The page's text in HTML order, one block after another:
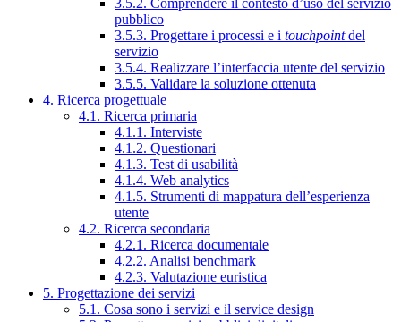
3.5.2. Comprendere il contesto d’uso del servizio
pubblico
3.5.3. Progettare i processi e i touchpointdel
servizio
3.5.4. Realizzare l’interfaccia utente del servizio
3.5.5. Validare la soluzione ottenuta
4. Ricerca progettuale
4.1. Ricerca primaria
4.1.1. Interviste
4.1.2. Questionari
4.1.3. Test di usabilità
4.1.4. Web analytics
4.1.5. Strumenti di mappatura dell’esperienza
utente
4.2. Ricerca secondaria
4.2.1. Ricerca documentale
4.2.2. Analisi benchmark
4.2.3. Valutazione euristica
5. Progettazione dei servizi
5.1. Cosa sono i servizi e il service design